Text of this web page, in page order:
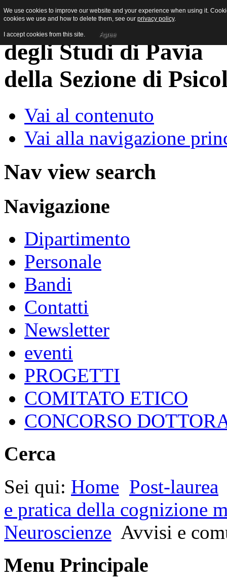
della Sezione di
Vai al contenuto
Vai alla navigazione
Nav view search
Navigazione
Dipartimento
Personale
Bandi
Contatti
Newsletter
eventi
PROGETTI
COMITATO ETICO
CONCORSO
Cerca
Sei qui: Home Post-laurea
e pratica della cognizione
Neuroscienze Avvisi e
Menu Principale
We use cookies to improve our website and your experience when using it.
cookies we use and how to delete them, see our privacy policy.
I accept cookies from this site. Agree